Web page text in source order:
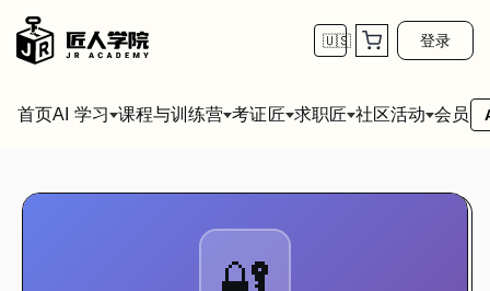
🇺🇸 登录
首页AI 学习 课程与训练营 考证匠 求职匠 社区活动 会员